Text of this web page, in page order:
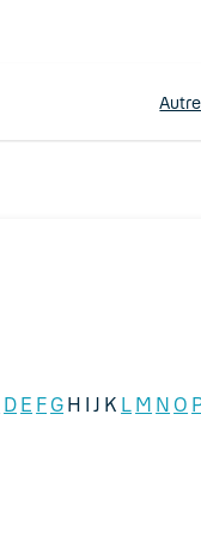
Autre
D E F G H I J K L M N O